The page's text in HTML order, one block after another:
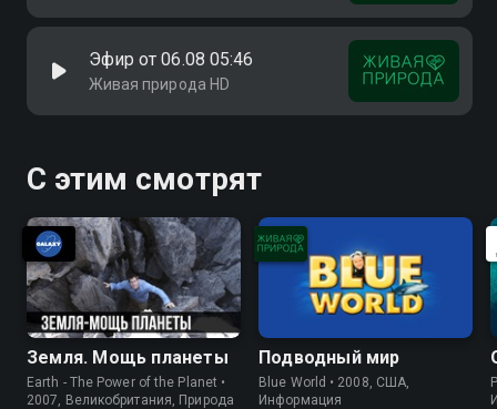
Эфир от 06.08 05:46
Живая природа HD
С этим смотрят
Земля. Мощь планеты
Earth - The Power of the Planet •
2007, Великобритания, Природа
Подводный мир
Blue World • 2008, США,
Информация